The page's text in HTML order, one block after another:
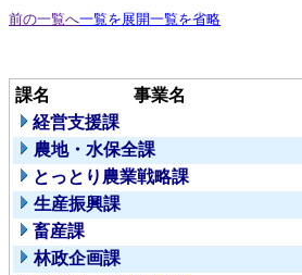
前の一覧へ一覧を展開一覧を省略
課名 事業名
経営支援課
農地・水保全課
とっとり農業戦略課
生産振興課
畜産課
林政企画課